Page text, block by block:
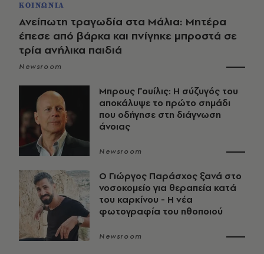
ΚΟΙΝΩΝΙΑ
Ανείπωτη τραγωδία στα Μάλια: Μητέρα
έπεσε από βάρκα και πνίγηκε μπροστά σε
τρία ανήλικα παιδιά
Newsroom
Μπρους Γουίλις: Η σύζυγός του
αποκάλυψε το πρώτο σημάδι
που οδήγησε στη διάγνωση
άνοιας
Newsroom
O Γιώργος Παράσχος ξανά στο
νοσοκομείο για θεραπεία κατά
του καρκίνου - Η νέα
φωτογραφία του ηθοποιού
Newsroom